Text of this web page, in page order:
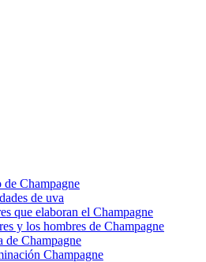
Champagne
de uva
que elaboran el Champagne
y los hombres de Champagne
de Champagne
Champagne